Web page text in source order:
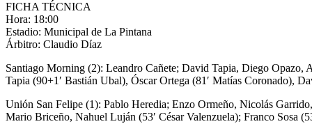
FICHA TÉCNICA
Hora: 18:00
Estadio: Municipal de La Pintana
Árbitro: Claudio Díaz
Santiago Morning (2): Leandro Cañete; David Tapia, Diego Opazo,
Tapia (90+1′ Bastián Ubal), Óscar Ortega (81′ Matías Coronado),
Unión San Felipe (1): Pablo Heredia; Enzo Ormeño, Nicolás
Mario Briceño, Nahuel Luján (53′ César Valenzuela); Franco Sosa